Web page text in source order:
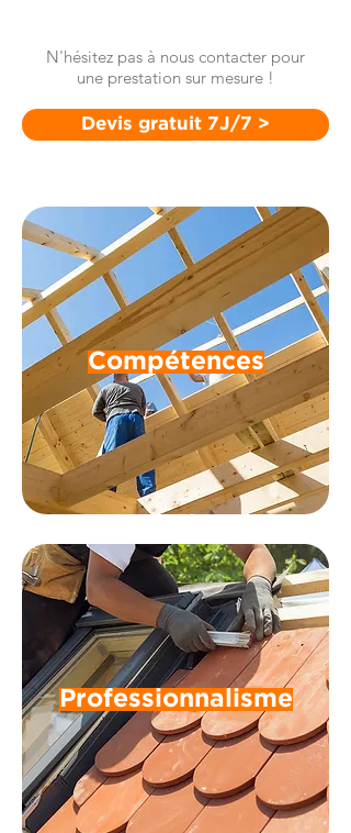
N'hésitez pas à nous contacter pour
une prestation sur mesure !
Devis gratuit 7J/7 >
Compétences
Professionnalisme